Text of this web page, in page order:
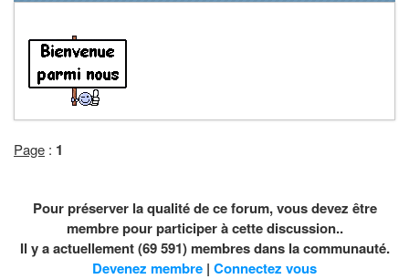
Page : 1
Pour préserver la qualité de ce forum, vous devez être
membre pour participer à cette discussion..
Il y a actuellement (69 591) membres dans la communauté.
Devenez membre | Connectez vous